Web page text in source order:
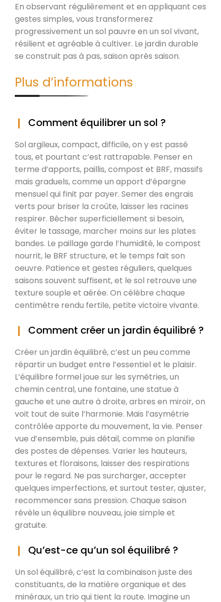
En observant régulièrement et en appliquant ces
gestes simples, vous transformerez
progressivement un sol pauvre en un sol vivant,
résilient et agréable à cultiver. Le jardin durable
se construit pas à pas, saison après saison.
Plus d’informations
Comment équilibrer un sol ?
Sol argileux, compact, difficile, on y est passé
tous, et pourtant c’est rattrapable. Penser en
terme d’apports, paillis, compost et BRF, massifs
mais graduels, comme un apport d’épargne
mensuel qui finit par payer. Semer des engrais
verts pour briser la croûte, laisser les racines
respirer. Bêcher superficiellement si besoin,
éviter le tassage, marcher moins sur les plates
bandes. Le paillage garde l’humidité, le compost
nourrit, le BRF structure, et le temps fait son
oeuvre. Patience et gestes réguliers, quelques
saisons souvent suffisent, et le sol retrouve une
texture souple et aérée. On célèbre chaque
centimètre rendu fertile, petite victoire vivante.
Comment créer un jardin équilibré ?
Créer un jardin équilibré, c’est un peu comme
répartir un budget entre l’essentiel et le plaisir.
L’équilibre formel joue sur les symétries, un
chemin central, une fontaine, une statue à
gauche et une autre à droite, arbres en miroir, on
voit tout de suite l’harmonie. Mais l’asymétrie
contrôlée apporte du mouvement, la vie. Penser
vue d’ensemble, puis détail, comme on planifie
des postes de dépenses. Varier les hauteurs,
textures et floraisons, laisser des respirations
pour le regard. Ne pas surcharger, accepter
quelques imperfections, et surtout tester, ajuster,
recommencer sans pression. Chaque saison
révèle un équilibre nouveau, joie simple et
gratuite.
Qu’est-ce qu’un sol équilibré ?
Un sol équilibré, c’est la combinaison juste des
constituants, de la matière organique et des
minéraux, un trio qui tient la route. Imagine un